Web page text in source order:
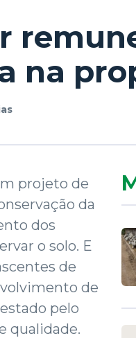
na
projeto de
da
dos
o solo. E
de
de
pelo
qualidade.